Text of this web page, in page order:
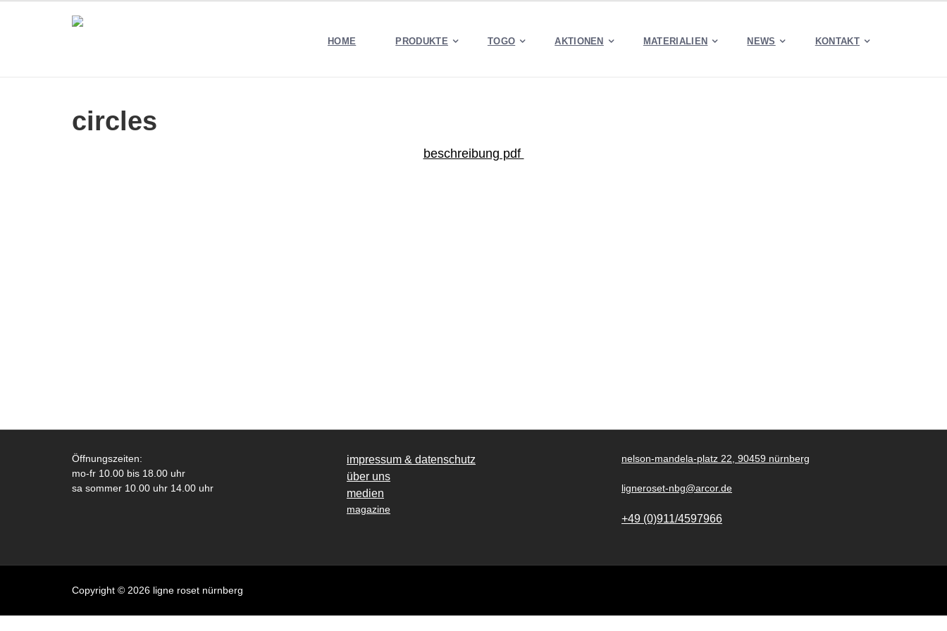
HOME PRODUKTE TOGO AKTIONEN MATERIALIEN NEWS KONTAKT
circles
beschreibung pdf
Öffnungszeiten:
mo-fr 10.00 bis 18.00 uhr
sa sommer 10.00 uhr 14.00 uhr
impressum & datenschutz
über uns
medien
magazine
nelson-mandela-platz 22, 90459 nürnberg
ligneroset-nbg@arcor.de
+49 (0)911/4597966
Copyright © 2026 ligne roset nürnberg